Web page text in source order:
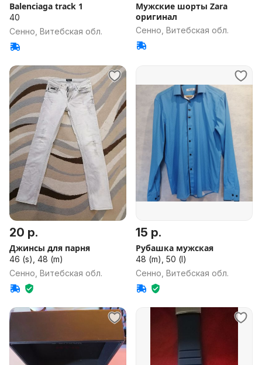
Balenciaga track 1
40
Сенно, Витебская обл.
Мужские шорты Zara
оригинал
Сенно, Витебская обл.
20 р.
Джинсы для парня
46 (s), 48 (m)
Сенно, Витебская обл.
15 р.
Рубашка мужская
48 (m), 50 (l)
Сенно, Витебская обл.